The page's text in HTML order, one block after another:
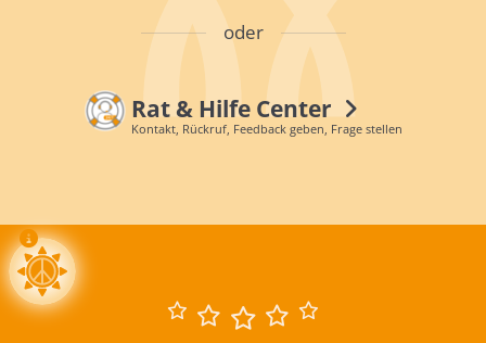
oder
Rat & Hilfe Center
Kontakt, Rückruf, Feedback geben, Frage stellen